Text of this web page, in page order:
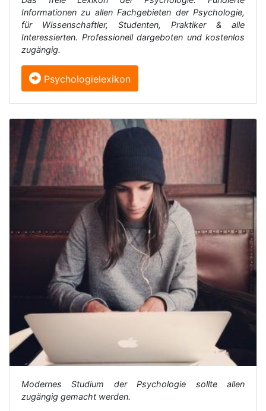
Informationen zu allen Fachgebieten der Psychologie,
für Wissenschaftler, Studenten, Praktiker & alle
Interessierten. Professionell dargeboten und kostenlos
zugängig.
Psychologielexikon
Modernes Studium der Psychologie sollte allen
zugängig gemacht werden.